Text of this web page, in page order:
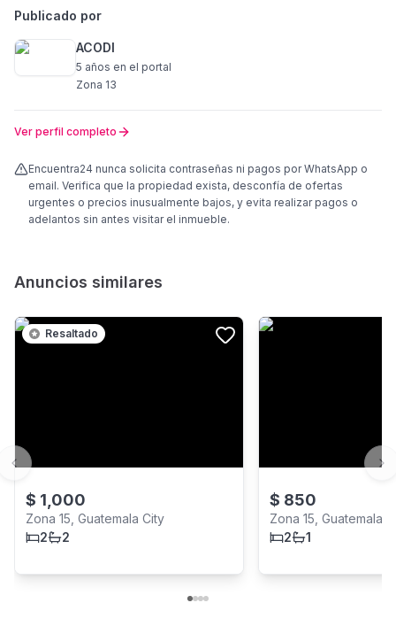
Publicado por
ACODI
5 años en el portal
Zona 13
Ver perfil completo
Encuentra24 nunca solicita contraseñas ni pagos por WhatsApp o
email. Verifica que la propiedad exista, desconfía de ofertas
urgentes o precios inusualmente bajos, y evita realizar pagos o
adelantos sin antes visitar el inmueble.
Anuncios similares
Resaltado
$ 1,000
Zona 15, Guatemala City
2
2
$ 850
Zona 15, Guatemala
2
1
Previous slide